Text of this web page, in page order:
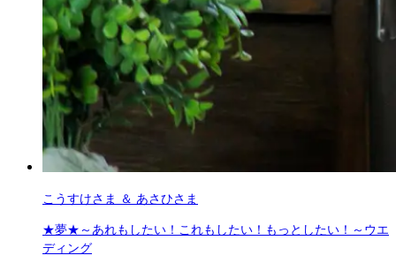
こうすけさま ＆ あさひさま
★夢★～あれもしたい！これもしたい！もっとしたい！～ウエ
ディング